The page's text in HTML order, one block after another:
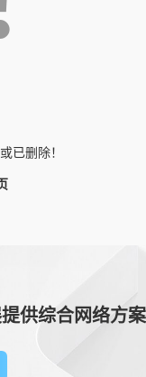
已删除！
供综合网络方案